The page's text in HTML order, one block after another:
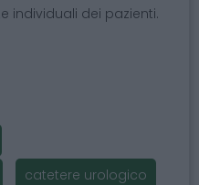
individuali dei pazienti.
catetere urologico